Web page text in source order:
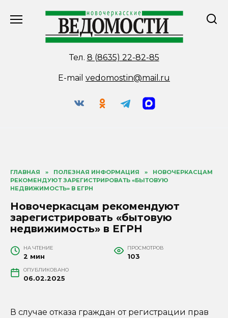
Тел. 8 (8635) 22-82-85
E-mail vedomostin@mail.ru
ГЛАВНАЯ » ПОЛЕЗНАЯ ИНФОРМАЦИЯ »
НОВОЧЕРКАСЦАМ
РЕКОМЕНДУЮТ ЗАРЕГИСТРИРОВАТЬ «БЫТОВУЮ
НЕДВИЖИМОСТЬ» В ЕГРН
Новочеркасцам рекомендуют
зарегистрировать «бытовую
недвижимость» в ЕГРН
НА ЧТЕНИЕ
2 мин
ПРОСМОТРОВ
103
ОПУБЛИКОВАНО
06.02.2025
В случае отказа граждан от регистрации прав